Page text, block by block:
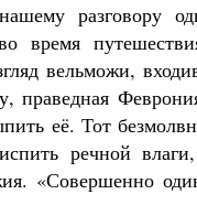
разговору
время
вельможи,
праведная
её. Тот
речной
«Совершенно